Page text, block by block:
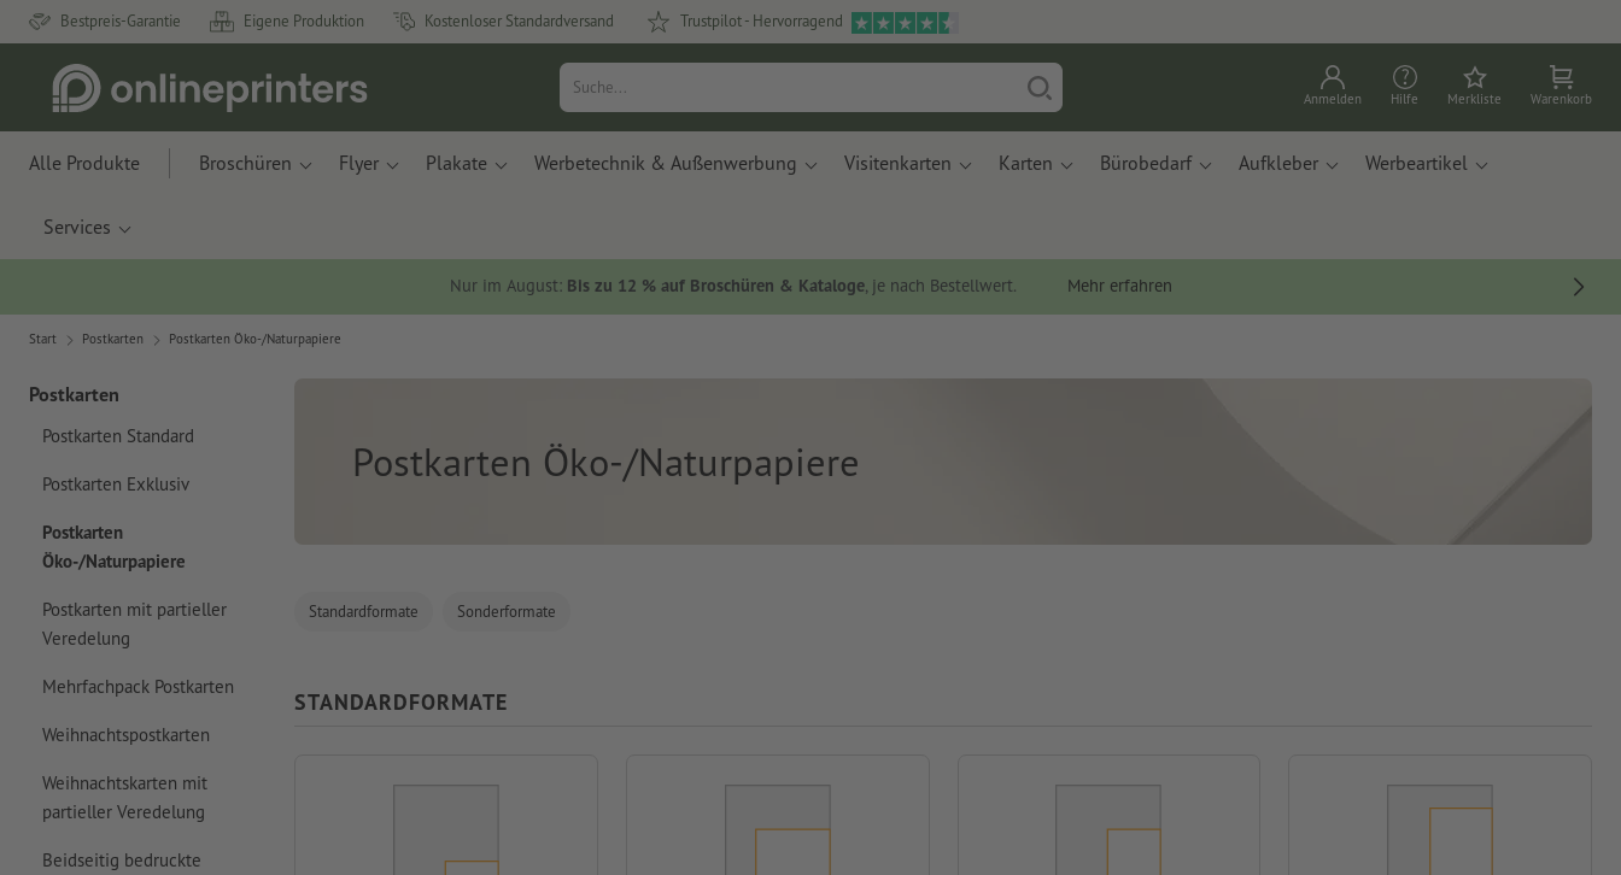
Bestpreis-Garantie Eigene Produktion Kostenloser Standardversand Trustpilot - Hervorragend
Anmelden Hilfe Merkliste Warenkorb
Alle Produkte Broschüren Flyer Plakate Werbetechnik & Außenwerbung Visitenkarten Karten Bürobedarf Aufkleber Werbeartikel
Services
Nur im August: Bis zu 12 % auf Broschüren & Kataloge, je nach Bestellwert. Mehr erfahren
Start Postkarten Postkarten Öko-/Naturpapiere
Postkarten
Postkarten Standard
Postkarten Exklusiv
Postkarten
Öko-/Naturpapiere
Postkarten mit partieller
Veredelung
Mehrfachpack Postkarten
Weihnachtspostkarten
Weihnachtskarten mit
partieller Veredelung
Beidseitig bedruckte
Postkarten Öko-/Naturpapiere
Standardformate Sonderformate
STANDARDFORMATE